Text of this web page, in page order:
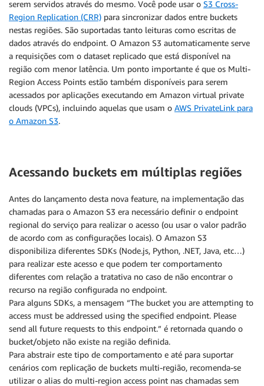
serem servidos através do mesmo. Você pode usar o S3 Cross-
Region Replication (CRR) para sincronizar dados entre buckets
nestas regiões. São suportadas tanto leituras como escritas de
dados através do endpoint. O Amazon S3 automaticamente serve
a requisições com o dataset replicado que está disponível na
região com menor latência. Um ponto importante é que os Multi-
Region Access Points estão também disponíveis para serem
acessados por aplicações executando em Amazon virtual private
clouds (VPCs), incluindo aquelas que usam o AWS PrivateLink para
o Amazon S3.
Acessando buckets em múltiplas regiões
Antes do lançamento desta nova feature, na implementação das
chamadas para o Amazon S3 era necessário definir o endpoint
regional do serviço para realizar o acesso (ou usar o valor padrão
de acordo com as configurações locais). O Amazon S3
disponibiliza diferentes SDKs (Node.js, Python, .NET, Java, etc…)
para realizar este acesso e que podem ter comportamento
diferentes com relação a tratativa no caso de não encontrar o
recurso na região configurada no endpoint.
Para alguns SDKs, a mensagem “The bucket you are attempting to
access must be addressed using the specified endpoint. Please
send all future requests to this endpoint.” é retornada quando o
bucket/objeto não existe na região definida.
Para abstrair este tipo de comportamento e até para suportar
cenários com replicação de buckets multi-região, recomenda-se
utilizar o alias do multi-region access point nas chamadas sem